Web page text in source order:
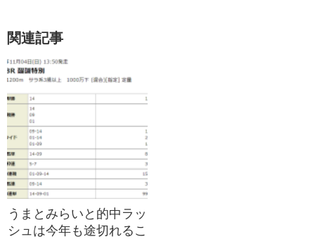
関連記事
うまとみらいと的中ラッ
シュは今年も途切れるこ